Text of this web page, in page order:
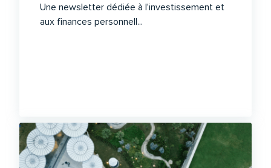
Une newsletter dédiée à l'investissement et
aux finances personnell...